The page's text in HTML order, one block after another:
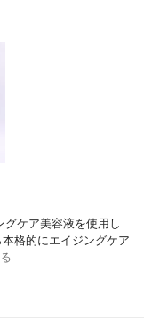
ケア美容液を使用し
格的にエイジングケア